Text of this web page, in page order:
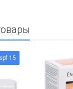
spf 15